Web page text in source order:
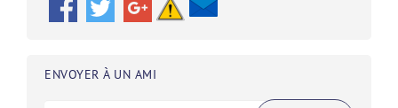
ENVOYER À UN AMI